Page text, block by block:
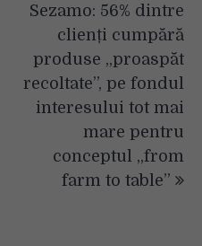
Sezamo: 56% dintre
clienți cumpără
produse „proaspăt
recoltate”, pe fondul
interesului tot mai
mare pentru
conceptul „from
farm to table”